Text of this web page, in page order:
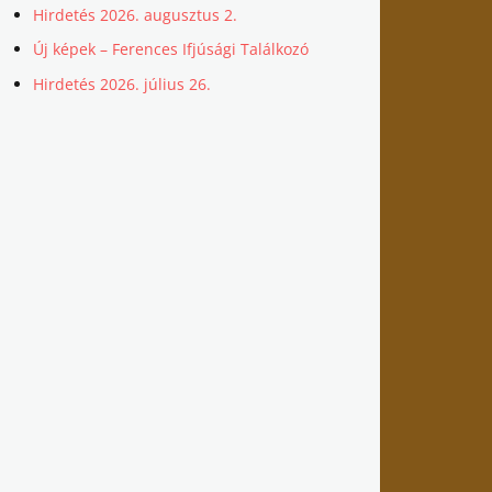
Hirdetés 2026. augusztus 2.
Új képek – Ferences Ifjúsági Találkozó
Hirdetés 2026. július 26.